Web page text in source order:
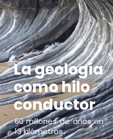
La geología
como hilo
conductor
60 millones de años en
13 kilómetros